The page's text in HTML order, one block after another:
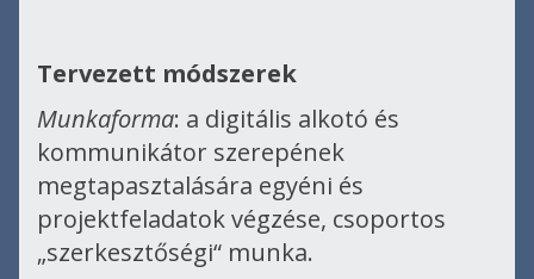
Tervezett módszerek
Munkaforma: a digitális alkotó és
kommunikátor szerepének
megtapasztalására egyéni és
projektfeladatok végzése, csoportos
„szerkesztőségi“ munka.